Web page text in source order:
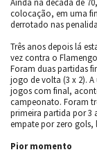
colocação, em uma
derrotado nas
Três anos depois lá
vez contra o
Foram duas partidas
jogo de volta (3 x 2).
jogos com final,
campeonato. Foram
primeira partida por 3
empate por zero
Pior momento